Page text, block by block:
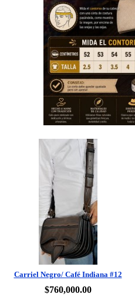
Carriel Negro/ Café Indiana #12
$760,000.00